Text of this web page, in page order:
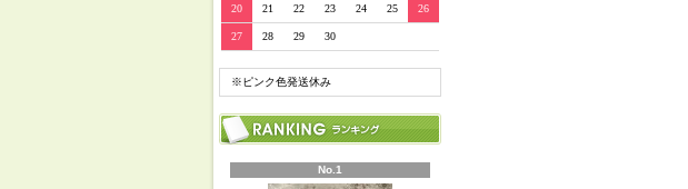
20 21 22 23 24 25 26
27 28 29 30
※ピンク色発送休み
No.1